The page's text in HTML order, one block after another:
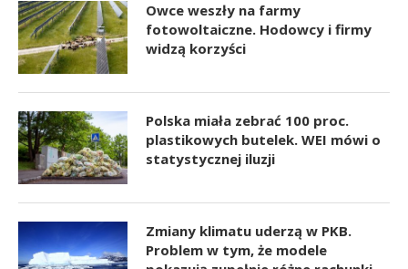
Owce weszły na farmy
fotowoltaiczne. Hodowcy i firmy
widzą korzyści
Polska miała zebrać 100 proc.
plastikowych butelek. WEI mówi o
statystycznej iluzji
Zmiany klimatu uderzą w PKB.
Problem w tym, że modele